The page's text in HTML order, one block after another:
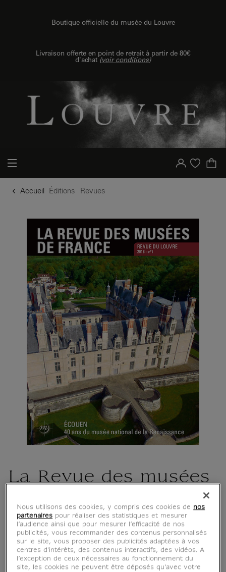
Boutique officielle du musée du Louvre
Livraison offerte en point de retrait à partir de 80€
d'achat (voir conditions)
Votre compte
Liste d'achat
Accueil Éditions Revues
La Revue des musées
de France No 2018-1 -
Revue du Louvre
LL001801
Nous utilisons des cookies, y compris des cookies de nos
partenaires pour réaliser des statistiques et mesurer
l’audience ainsi que pour mesurer l’efficacité de nos
publicités, vous recommander des contenus personnalisés
sur le site, vous proposer des publicités adaptées à vos
centres d'intérêts, des contenus interactifs, des vidéos. A
l’exception de ceux nécessaires au fonctionnement du
site, les cookies ne peuvent être déposés qu’avec votre